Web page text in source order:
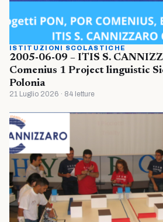
ISTITUZIONI SCOLASTICHE
2005-06-09 – ITIS S.
Comenius 1 Project linguistic
Polonia
21 Luglio 2026 · 84 letture